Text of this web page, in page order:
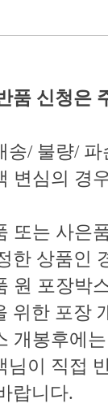
품 신청은
송/ 불량/
변심의 경
또는 사은
한 상품인
원 포장박
위한 포장
개봉후에는
님이 직접
랍니다.